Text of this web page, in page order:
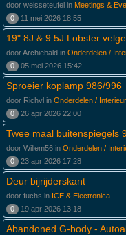
door weisseteufel in Meetings &
0
11 mei 2026 18:55
19" 8J & 9.5J Lobster
door Archiebald in Onderdelen /
0
05 mei 2026 15:42
Sproeier koplamp 986/996
door Richvl in Onderdelen /
0
26 apr 2026 22:00
Twee maal buitenspiegels
door Willem56 in Onderdelen /
0
23 apr 2026 17:28
Deur bijrijderskant
door fuchs in ICE & Electronica
0
19 apr 2026 13:18
Abandoned G-body -